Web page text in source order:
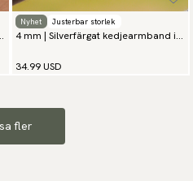
Nyhet Justerbar storlek
4 mm | Silverfärgat kedjearmband i
34.99 USD
fler